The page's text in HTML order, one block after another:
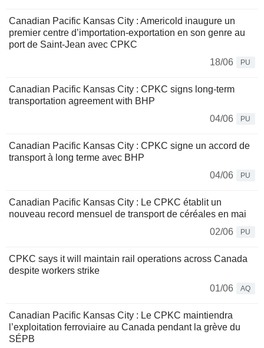
Canadian Pacific Kansas City : Americold inaugure un
premier centre d’importation-exportation en son genre au
port de Saint-Jean avec CPKC
18/06
PU
Canadian Pacific Kansas City : CPKC signs long-term
transportation agreement with BHP
04/06
PU
Canadian Pacific Kansas City : CPKC signe un accord de
transport à long terme avec BHP
04/06
PU
Canadian Pacific Kansas City : Le CPKC établit un
nouveau record mensuel de transport de céréales en mai
02/06
PU
CPKC says it will maintain rail operations across Canada
despite workers strike
01/06
AQ
Canadian Pacific Kansas City : Le CPKC maintiendra
l’exploitation ferroviaire au Canada pendant la grève du
SÉPB